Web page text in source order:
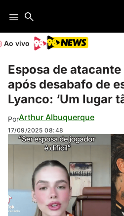
Ao vivo
Esposa de atacante
após desabafo de
Lyanco: ‘Um lugar
PorArthur Albuquerque
17/09/2025 08:48